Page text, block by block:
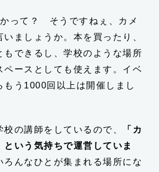
かって？ そうですねぇ、カメ
ましょうか。本を買ったり、
もできるし、学校のような場所
ペースとしても使えます。イベ
もう1000回以上は開催しまし
の講師をしているので、
「カ
いう気持ちで運営していま
ろんなひとが集まれる場所にな